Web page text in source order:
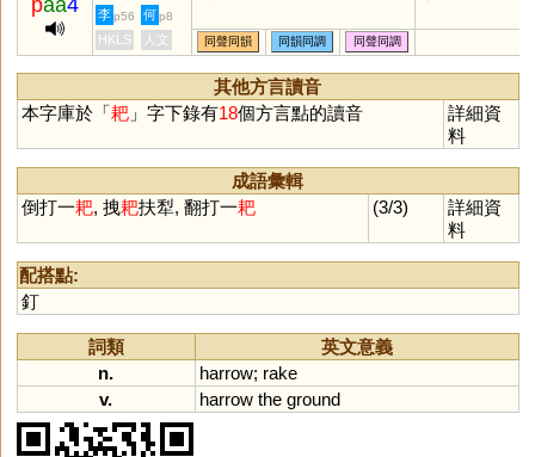
李 p56 何 p8
HKLS 人文 同聲同韻 同韻同調 同聲同調
其他方言讀音
本字庫於「 耙」字下錄有18個方言點的讀音
詳細資
料
成語彙輯
倒打一耙, 拽耙扶犁, 翻打一耙 (3/3)
詳細資
料
配搭點:
釘
詞類
英文意義
n.
harrow; rake
v.
harrow the ground